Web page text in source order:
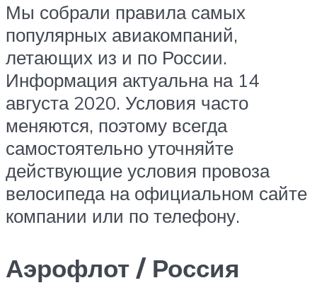
Мы собрали правила самых
популярных авиакомпаний,
летающих из и по России.
Информация актуальна на 14
августа 2020. Условия часто
меняются, поэтому всегда
самостоятельно уточняйте
действующие условия провоза
велосипеда на официальном сайте
компании или по телефону.
Аэрофлот / Россия